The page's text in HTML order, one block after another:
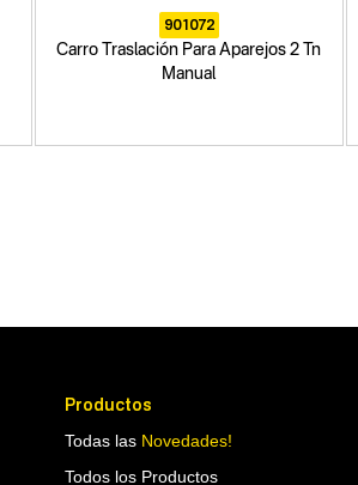
901072
Carro Traslación Para Aparejos 2 Tn
Manual
Productos
Todas las Novedades!
Todos los Productos